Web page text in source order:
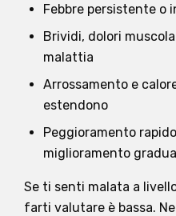
Febbre persistente o
Brividi, dolori
malattia
Arrossamento e
estendono
Peggioramento
miglioramento
Se ti senti malata a
farti valutare è bassa.